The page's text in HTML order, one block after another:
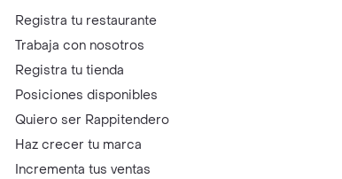
Registra tu restaurante
Trabaja con nosotros
Registra tu tienda
Posiciones disponibles
Quiero ser Rappitendero
Haz crecer tu marca
Incrementa tus ventas